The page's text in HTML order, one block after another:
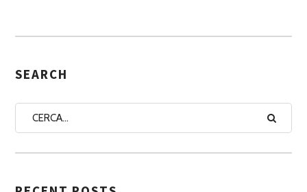
S
G
A
U
SEARCH